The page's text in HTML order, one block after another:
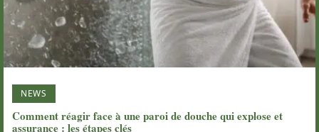
NEWS
Comment réagir face à une paroi de douche qui explose et
assurance : les étapes clés